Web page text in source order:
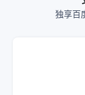
独享百